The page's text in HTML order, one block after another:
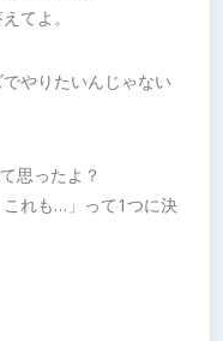
てよ。
やりたいんじゃない
思ったよ？
れも…」って1つに決